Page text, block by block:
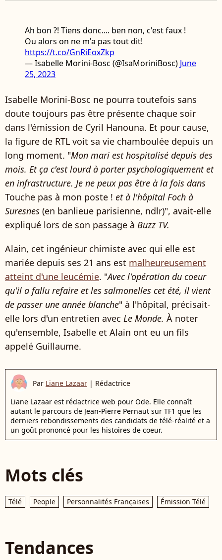
Ah bon ?! Tiens donc.... ben non, c'est faux !
Ou alors on ne m'a pas tout dit!
https://t.co/GnRiEoxZkp
— Isabelle Morini-Bosc (@IsaMoriniBosc) June
25, 2023
Isabelle Morini-Bosc ne pourra toutefois sans
doute toujours pas être présente chaque soir
dans l'émission de Cyril Hanouna. Et pour cause,
la figure de RTL voit sa vie chamboulée depuis un
long moment. "Mon mari est hospitalisé depuis des
mois. Et ça c'est lourd à porter psychologiquement et
en infrastructure. Je ne peux pas être à la fois dans
Touche pas à mon poste ! et à l'hôpital Foch à
Suresnes (en banlieue parisienne, ndlr)", avait-elle
expliqué lors de son passage à Buzz TV.
Alain, cet ingénieur chimiste avec qui elle est
mariée depuis ses 21 ans est malheureusement
atteint d'une leucémie. "Avec l'opération du coeur
qu'il a fallu refaire et les salmonelles cet été, il vient
de passer une année blanche" à l'hôpital, précisait-
elle lors d'un entretien avec Le Monde. À noter
qu'ensemble, Isabelle et Alain ont eu un fils
appelé Guillaume.
Par Liane Lazaar | Rédactrice
Liane Lazaar est rédactrice web pour Ode. Elle connaît
autant le parcours de Jean-Pierre Pernaut sur TF1 que les
derniers rebondissements des candidats de télé-réalité et a
un goût prononcé pour les histoires de coeur.
Mots clés
Télé People Personnalités Françaises Émission Télé
Tendances